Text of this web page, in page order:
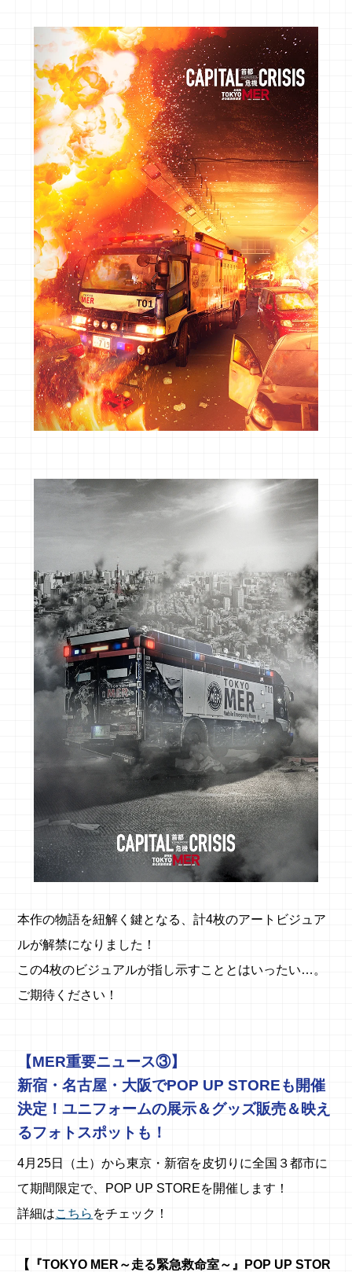
本作の物語を紐解く鍵となる、計4枚のアートビジュア
ルが解禁になりました！
この4枚のビジュアルが指し示すこととはいったい…。
ご期待ください！
【MER重要ニュース③】
新宿・名古屋・大阪でPOP UP STOREも開催
決定！ユニフォームの展示＆グッズ販売＆映え
るフォトスポットも！
4月25日（土）から東京・新宿を皮切りに全国３都市に
て期間限定で、POP UP STOREを開催します！
詳細はこちら をチェック！
【『TOKYO MER～走る緊急救命室～』POP UP STOR